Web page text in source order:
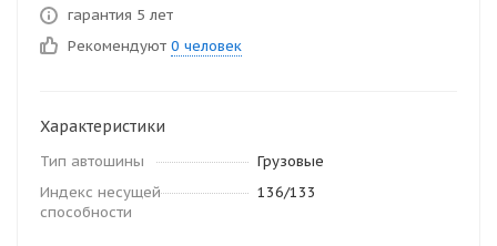
гарантия 5 лет
Рекомендуют 0 человек
Характеристики
Тип автошины
Грузовые
Индекс несущей
способности
136/133